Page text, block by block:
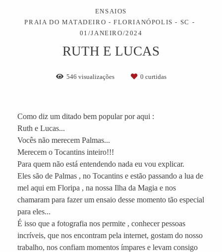
ENSAIOS
PRAIA DO MATADEIRO - FLORIANÓPOLIS - SC
01/JANEIRO/2024
RUTH E LUCAS
546 visualizações 0 curtidas
Como diz um ditado bem popular por aqui :
Ruth e Lucas...
Vocês não merecem Palmas...
Merecem o Tocantins inteiro!!!
Para quem não está entendendo nada eu vou explicar.
Eles são de Palmas , no Tocantins e estão passando a lua de
mel aqui em Floripa , na nossa Ilha da Magia e nos
chamaram para fazer um ensaio desse momento tão especial
para eles...
É isso que a fotografia nos permite , conhecer pessoas
incríveis, que nos encontram pela internet, gostam do nosso
trabalho, nos confiam momentos ímpares e levam consigo